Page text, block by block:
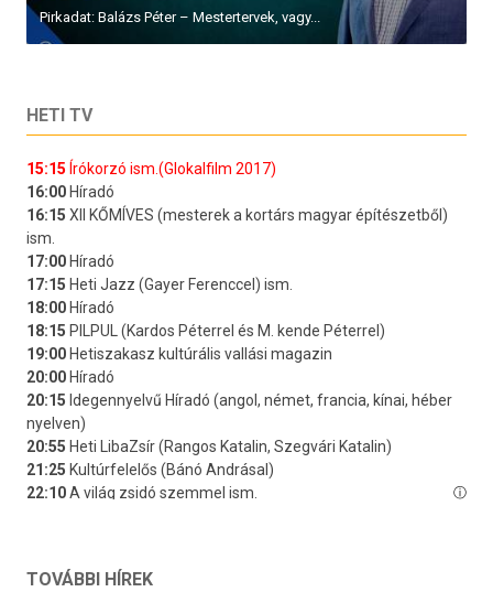
Pirkadat: Balázs Péter – Mestertervek, vagy...
HETI TV
TOVÁBBI HÍREK